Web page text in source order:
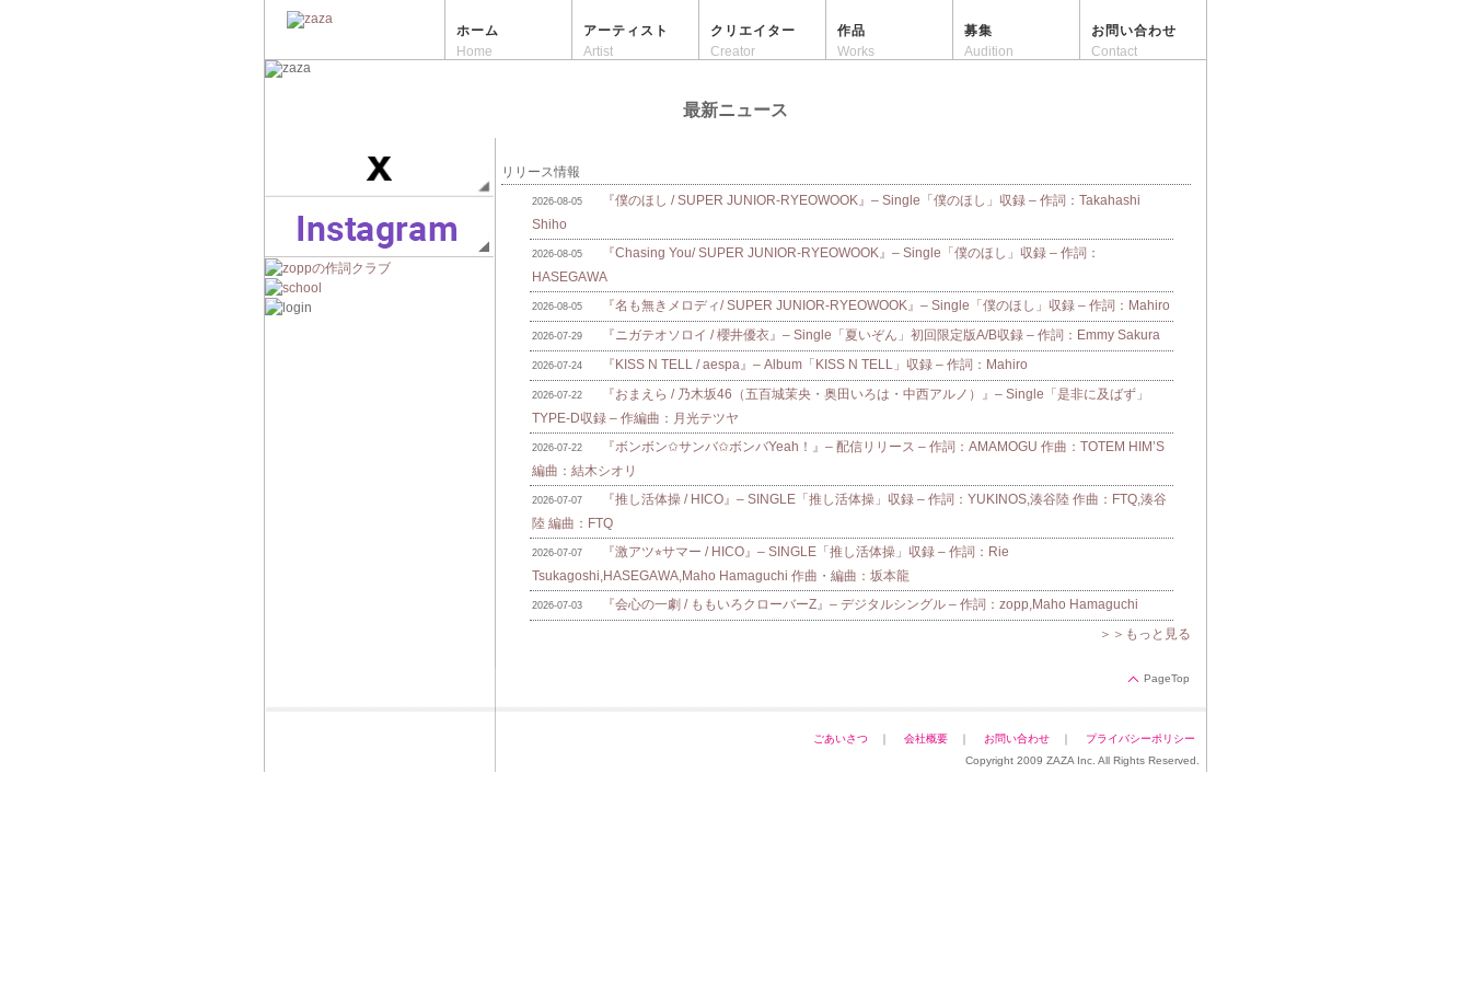
ホーム
Home
アーティスト
Artist
クリエイター
Creator
作品
Works
募集
Audition
お問い合わせ
Contact
最新ニュース
リリース情報
2026-08-05
『僕のほし / SUPER JUNIOR-RYEOWOOK』– Single「僕のほし」収録 – 作詞：Takahashi
Shiho
2026-08-05
『Chasing You/ SUPER JUNIOR-RYEOWOOK』– Single「僕のほし」収録 – 作詞：
HASEGAWA
2026-08-05 『名も無きメロディ/ SUPER JUNIOR-RYEOWOOK』– Single「僕のほし」収録 – 作詞：Mahiro
2026-07-29 『ニガテオソロイ / 櫻井優衣』– Single「夏いぞん」初回限定版A/B収録 – 作詞：Emmy Sakura
2026-07-24 『KISS N TELL / aespa』– Album「KISS N TELL」収録 – 作詞：Mahiro
2026-07-22
『おまえら / 乃木坂46（五百城茉央・奥田いろは・中西アルノ）』– Single「是非に及ばず」
TYPE-D収録 – 作編曲：月光テツヤ
2026-07-22
『ボンボン✩サンバ✩ボンバYeah！』– 配信リリース – 作詞：AMAMOGU 作曲：TOTEM HIM’S
編曲：結木シオリ
2026-07-07
『推し活体操 / HICO』– SINGLE「推し活体操」収録 – 作詞：YUKINOS,湊谷陸 作曲：FTQ,湊谷
陸 編曲：FTQ
2026-07-07
『激アツ⭐︎サマー / HICO』– SINGLE「推し活体操」収録 – 作詞：Rie
Tsukagoshi,HASEGAWA,Maho Hamaguchi 作曲・編曲：坂本龍
2026-07-03
『会心の一劇 / ももいろクローバーZ』– デジタルシングル – 作詞：zopp,Maho Hamaguchi
＞＞もっと見る
PageTop
ごあいさつ ｜ 会社概要 ｜ お問い合わせ ｜ プライバシーポリシー
Copyright 2009 ZAZA Inc. All Rights Reserved.